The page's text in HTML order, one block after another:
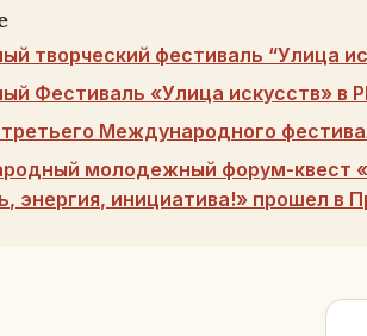
творческий фестиваль “Улица
Фестиваль «Улица искусств» в
Международного
молодежный форум-квест
энергия, инициатива!» прошел в